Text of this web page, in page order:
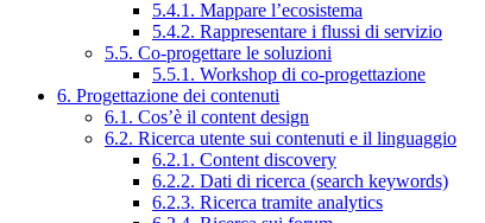
5.4.1. Mappare l’ecosistema
5.4.2. Rappresentare i flussi di servizio
5.5. Co-progettare le soluzioni
5.5.1. Workshop di co-progettazione
6. Progettazione dei contenuti
6.1. Cos’è il content design
6.2. Ricerca utente sui contenuti e il linguaggio
6.2.1. Content discovery
6.2.2. Dati di ricerca (search keywords)
6.2.3. Ricerca tramite analytics